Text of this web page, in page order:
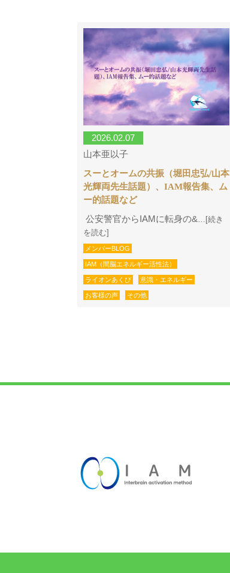
2026.02.07
山本亜以子
スーとオームの共振（堀田忠弘/山本
光輝両先生話題）、IAM報告集、ム
ー的話題など
公安警官からIAMに転身の&…[続き
を読む]
メンバーBLOG
IAM（間脳エネルギー活性法）
ライオンあくび 意識・エネルギー
お客様の声 その他